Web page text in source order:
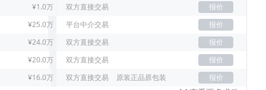
¥1.0万 双方直接交易
报价
¥25.0万 平台中介交易
报价
¥24.0万 双方直接交易
报价
¥20.0万 双方直接交易
报价
¥16.0万 双方直接交易 原装正品原包装 报价